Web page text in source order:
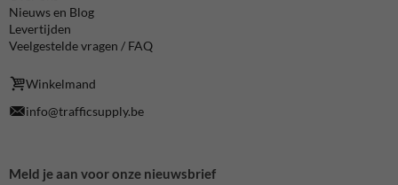
Nieuws en Blog
Levertijden
Veelgestelde vragen / FAQ
Winkelmand
info@trafficsupply.be
Meld je aan voor onze nieuwsbrief